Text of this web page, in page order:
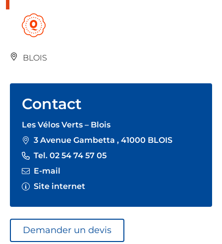
BLOIS
Contact
Les Vélos Verts – Blois
3 Avenue Gambetta , 41000 BLOIS
Tel. 02 54 74 57 05
E-mail
Site internet
Demander un devis